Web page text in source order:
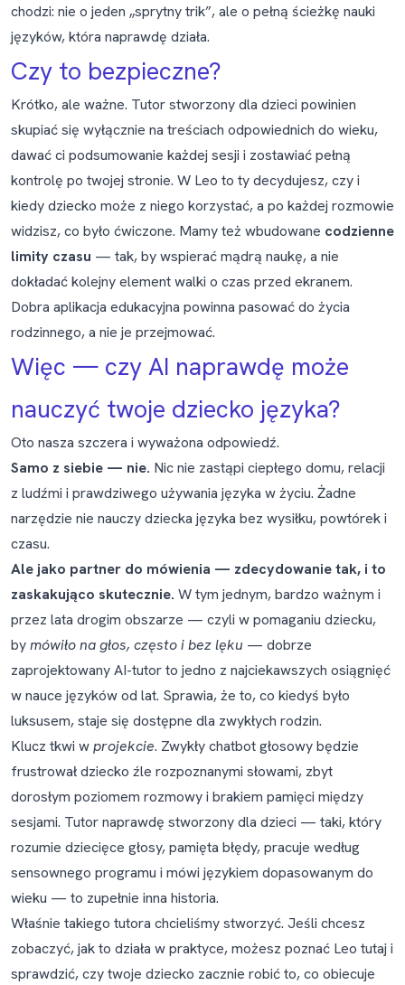
chodzi: nie o jeden „sprytny trik”, ale o pełną ścieżkę nauki
języków, która naprawdę działa.
Czy to bezpieczne?
Krótko, ale ważne. Tutor stworzony dla dzieci powinien
skupiać się wyłącznie na treściach odpowiednich do wieku,
dawać ci podsumowanie każdej sesji i zostawiać pełną
kontrolę po twojej stronie. W Leo to ty decydujesz, czy i
kiedy dziecko może z niego korzystać, a po każdej rozmowie
widzisz, co było ćwiczone. Mamy też wbudowane codzienne
limity czasu — tak, by wspierać mądrą naukę, a nie
dokładać kolejny element walki o czas przed ekranem.
Dobra aplikacja edukacyjna powinna pasować do życia
rodzinnego, a nie je przejmować.
Więc — czy AI naprawdę może
nauczyć twoje dziecko języka?
Oto nasza szczera i wyważona odpowiedź.
Samo z siebie — nie. Nic nie zastąpi ciepłego domu, relacji
z ludźmi i prawdziwego używania języka w życiu. Żadne
narzędzie nie nauczy dziecka języka bez wysiłku, powtórek i
czasu.
Ale jako partner do mówienia — zdecydowanie tak, i to
zaskakująco skutecznie. W tym jednym, bardzo ważnym i
przez lata drogim obszarze — czyli w pomaganiu dziecku,
bymówiło na głos, często i bez lęku — dobrze
zaprojektowany AI-tutor to jedno z najciekawszych osiągnięć
w nauce języków od lat. Sprawia, że to, co kiedyś było
luksusem, staje się dostępne dla zwykłych rodzin.
Klucz tkwi wprojekcie. Zwykły chatbot głosowy będzie
frustrował dziecko źle rozpoznanymi słowami, zbyt
dorosłym poziomem rozmowy i brakiem pamięci między
sesjami. Tutor naprawdę stworzony dla dzieci — taki, który
rozumie dziecięce głosy, pamięta błędy, pracuje według
sensownego programu i mówi językiem dopasowanym do
wieku — to zupełnie inna historia.
Właśnie takiego tutora chcieliśmy stworzyć. Jeśli chcesz
zobaczyć, jak to działa w praktyce, możesz poznać Leo tutaj i
sprawdzić, czy twoje dziecko zacznie robić to, co obiecuje